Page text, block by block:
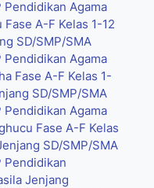
Pendidikan Agama
Fase A-F Kelas 1-12
SD/SMP/SMA
Pendidikan Agama
Fase A-F Kelas 1-
SD/SMP/SMA
Pendidikan Agama
Fase A-F Kelas
SD/SMP/SMA
Pendidikan
Jenjang